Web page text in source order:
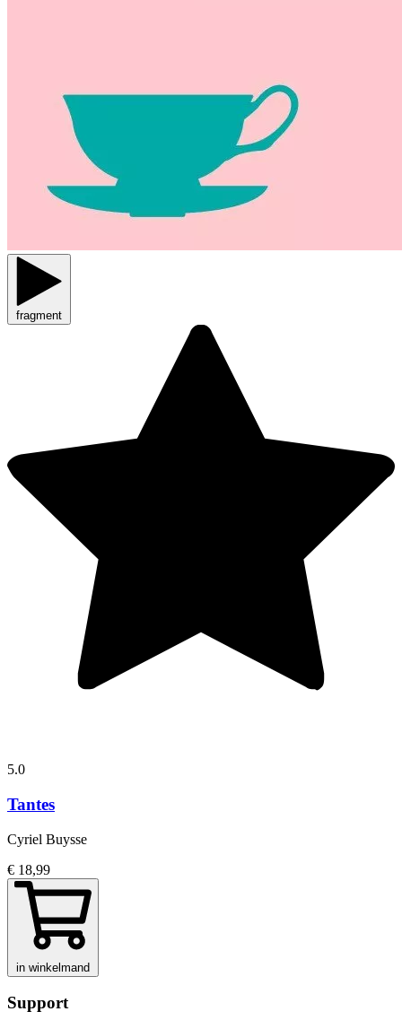
fragment
5.0
Tantes
Cyriel Buysse
€ 18,99
in winkelmand
Support